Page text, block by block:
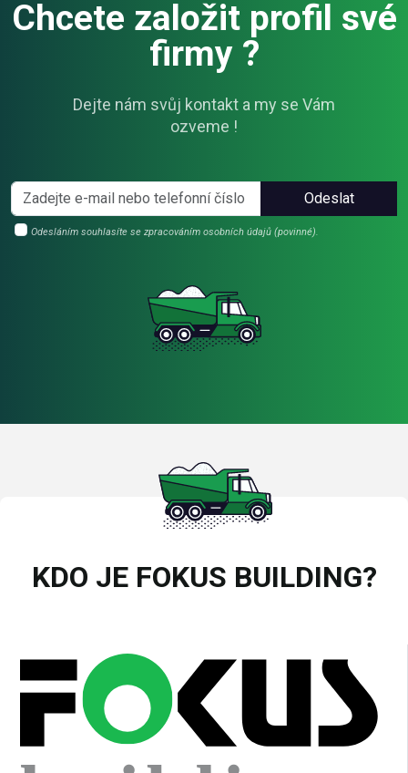
Chcete založit profil své
firmy ?
Dejte nám svůj kontakt a my se Vám
ozveme !
Odeslat
Odesláním souhlasíte se zpracováním osobních údajů (povinné).
KDO JE FOKUS BUILDING?